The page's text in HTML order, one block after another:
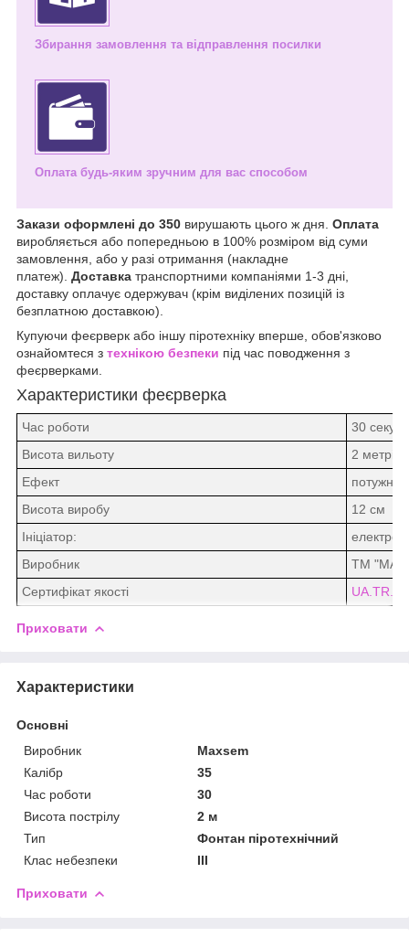
Збирання замовлення та відправлення посилки
Оплата будь-яким зручним для вас способом
Закази оформлені до 350 вирушають цього ж дня. Оплата
виробляється або попередньою в 100% розміром від суми
замовлення, або у разі отримання (накладне
платеж). Доставка транспортними компаніями 1-3 дні,
доставку оплачує одержувач (крім виділених позицій із
безплатною доставкою).
Купуючи феєрверк або іншу піротехніку вперше, обов'язково
ознайомтеся з технікою безпеки під час поводження з
феєрверками.
Характеристики феєрверка
Час роботи
30 секунд
Висота вильоту
2 метрів
Ефект
потужний
Висота виробу
12 см
Ініціатор:
Виробник
ТМ
Сертифікат якості
Приховати
Характеристики
Основні
Виробник
Maxsem
Калібр
35
Час роботи
30
Висота пострілу
2 м
Тип
Фонтан піротехнічний
Клас небезпеки
III
Приховати